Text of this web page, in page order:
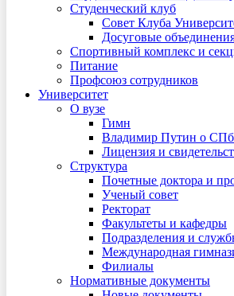
Студенческий клуб
Совет Клуба
Досуговые
Спортивный комплекс и
Питание
Профсоюз сотрудников
Университет
О вузе
Гимн
Владимир Путин о
Лицензия и
Структура
Почетные доктора и
Ученый совет
Ректорат
Факультеты и кафедры
Подразделения и
Международная
Филиалы
Нормативные документы